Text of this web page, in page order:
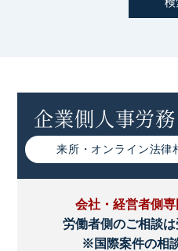
企業側人事労
来所・オンライン法律
会社・経営者側専
労働者側のご相談
※国際案件の相